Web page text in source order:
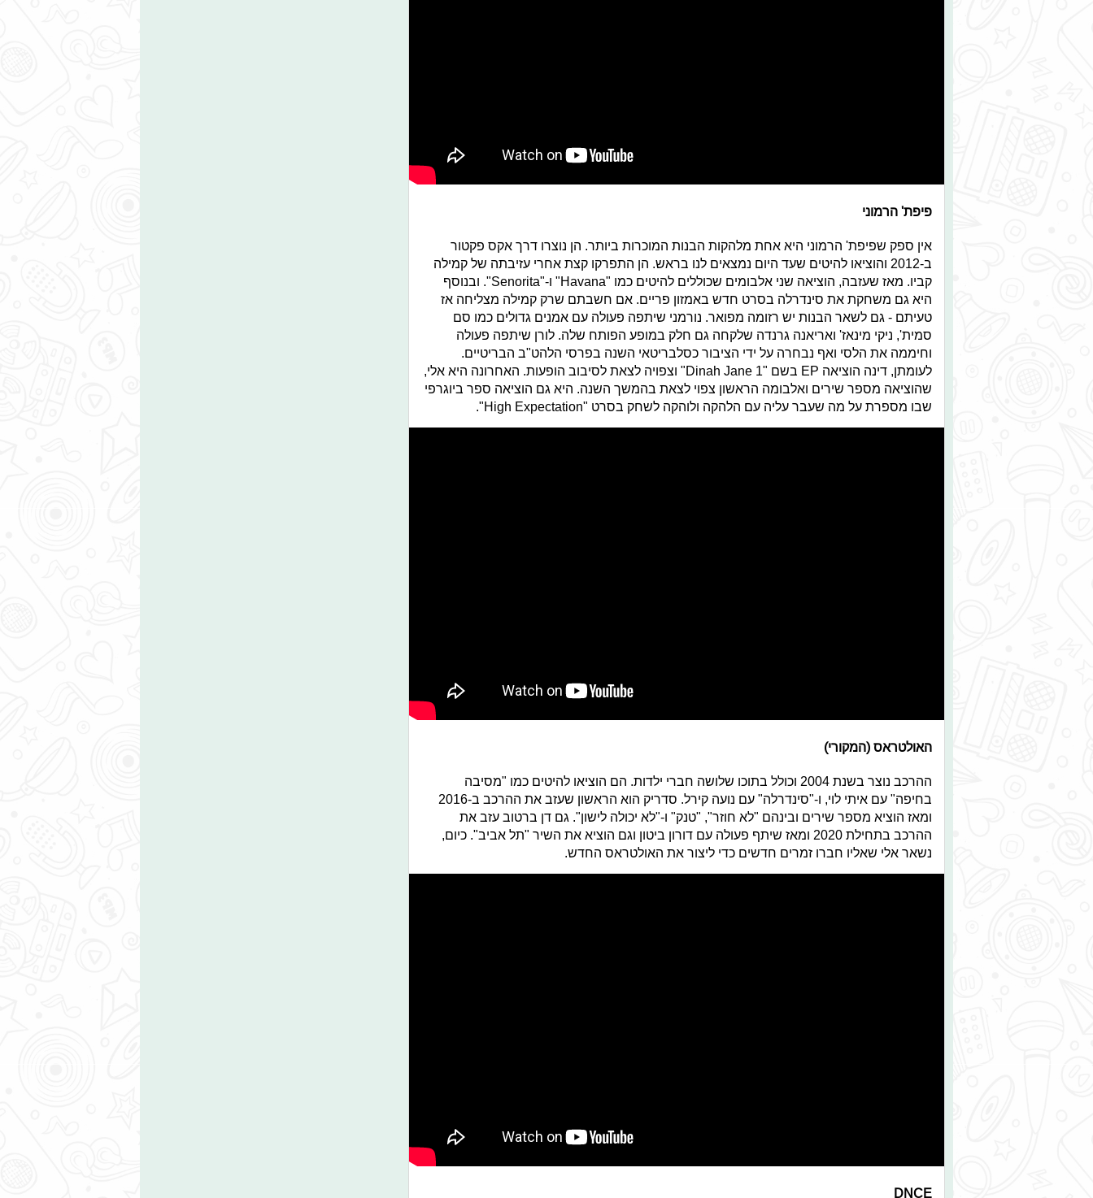
פיפת' הרמוני
אין ספק שפיפת' הרמוני היא אחת מלהקות הבנות המוכרות ביותר. הן נוצרו דרך אקס פקטור
ב-2012 והוציאו להיטים שעד היום נמצאים לנו בראש. הן התפרקו קצת אחרי עזיבתה של קמילה
קביו. מאז שעזבה, הוציאה שני אלבומים שכוללים להיטים כמו "Havana" ו-"Senorita". ובנוסף
היא גם משחקת את סינדרלה בסרט חדש באמזון פריים. אם חשבתם שרק קמילה מצליחה אז
טעיתם - גם לשאר הבנות יש רזומה מפואר. נורמני שיתפה פעולה עם אמנים גדולים כמו סם
סמית', ניקי מינאז' ואריאנה גרנדה שלקחה גם חלק במופע הפותח שלה. לורן שיתפה פעולה
וחיממה את הלסי ואף נבחרה על ידי הציבור כסלבריטאי השנה בפרסי הלהט"ב הבריטיים.
לעומתן, דינה הוציאה EP בשם "Dinah Jane 1" וצפויה לצאת לסיבוב הופעות. האחרונה היא אלי,
שהוציאה מספר שירים ואלבומה הראשון צפוי לצאת בהמשך השנה. היא גם הוציאה ספר ביוגרפי
שבו מספרת על מה שעבר עליה עם הלהקה ולוהקה לשחק בסרט "High Expectation".
האולטראס (המקורי)
ההרכב נוצר בשנת 2004 וכולל בתוכו שלושה חברי ילדות. הם הוציאו להיטים כמו "מסיבה
בחיפה" עם איתי לוי, ו-"סינדרלה" עם נועה קירל. סדריק הוא הראשון שעזב את ההרכב ב-2016
ומאז הוציא מספר שירים ובינהם "לא חוזר", "טנק" ו-"לא יכולה לישון". גם דן ברטוב עזב את
ההרכב בתחילת 2020 ומאז שיתף פעולה עם דורון ביטון וגם הוציא את השיר "תל אביב". כיום,
נשאר אלי שאליו חברו זמרים חדשים כדי ליצור את האולטראס החדש.
DNCE